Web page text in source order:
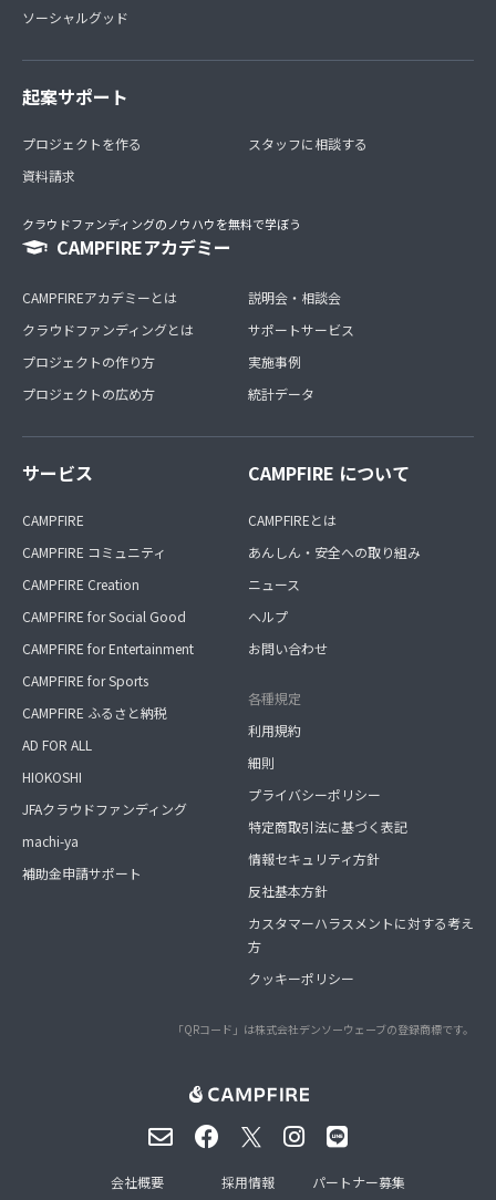
ソーシャルグッド
起案サポート
プロジェクトを作る
資料請求
スタッフに相談する
クラウドファンディングのノウハウを無料で学ぼう
CAMPFIREアカデミー
CAMPFIREアカデミーとは
クラウドファンディングとは
プロジェクトの作り方
プロジェクトの広め方
説明会・相談会
サポートサービス
実施事例
統計データ
サービス
CAMPFIRE
CAMPFIRE コミュニティ
CAMPFIRE Creation
CAMPFIRE for Social Good
CAMPFIRE for Entertainment
CAMPFIRE for Sports
CAMPFIRE ふるさと納税
AD FOR ALL
HIOKOSHI
JFAクラウドファンディング
machi-ya
補助金申請サポート
CAMPFIRE について
CAMPFIREとは
あんしん・安全への取り組み
ニュース
ヘルプ
お問い合わせ
各種規定
利用規約
細則
プライバシーポリシー
特定商取引法に基づく表記
情報セキュリティ方針
反社基本方針
カスタマーハラスメントに対する考え
方
クッキーポリシー
「QRコード」は株式会社デンソーウェーブの登録商標です。
会社概要 採用情報 パートナー募集